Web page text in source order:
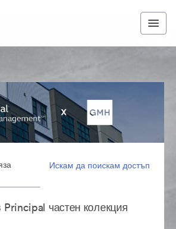
Искам да поискам достъп
Principal частен колекция